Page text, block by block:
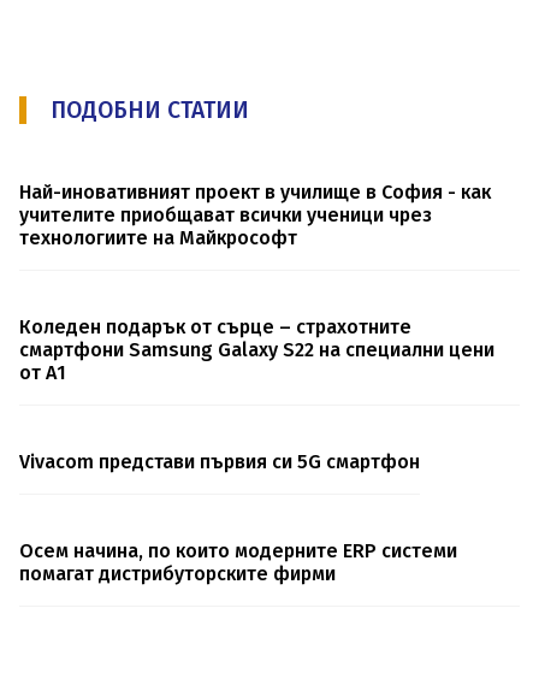
ПОДОБНИ СТАТИИ
Най-иновативният проект в училище в София - как
учителите приобщават всички ученици чрез
технологиите на Майкрософт
Коледен подарък от сърце – страхотните
смартфони Samsung Galaxy S22 на специални цени
от А1
Vivacom представи първия си 5G смартфон
Осем начина, по които модерните ERP системи
помагат дистрибуторските фирми